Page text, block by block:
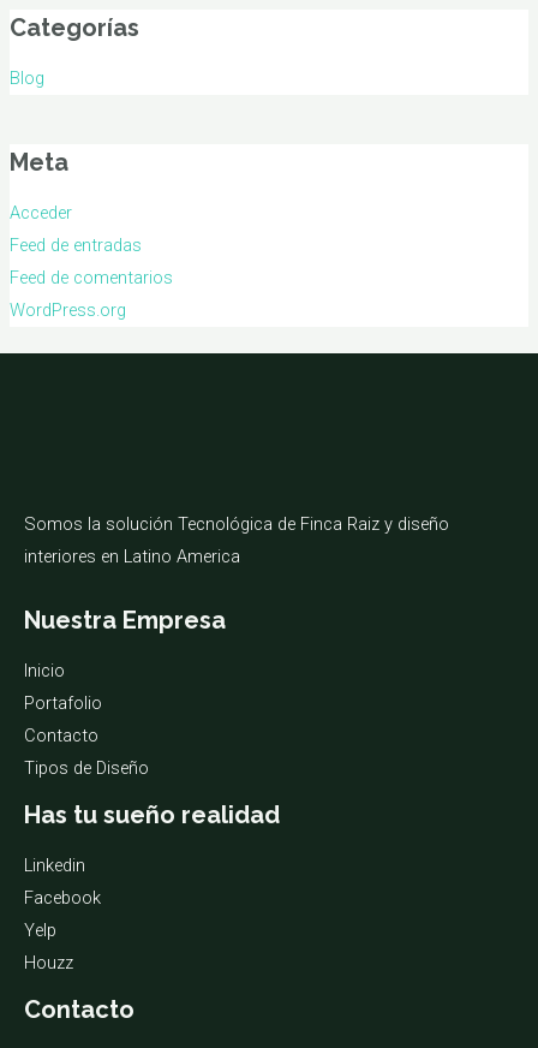
Categorías
Blog
Meta
Acceder
Feed de entradas
Feed de comentarios
WordPress.org
Somos la solución Tecnológica de Finca Raiz y diseño
interiores en Latino America
Nuestra Empresa
Inicio
Portafolio
Contacto
Tipos de Diseño
Has tu sueño realidad
Linkedin
Facebook
Yelp
Houzz
Contacto